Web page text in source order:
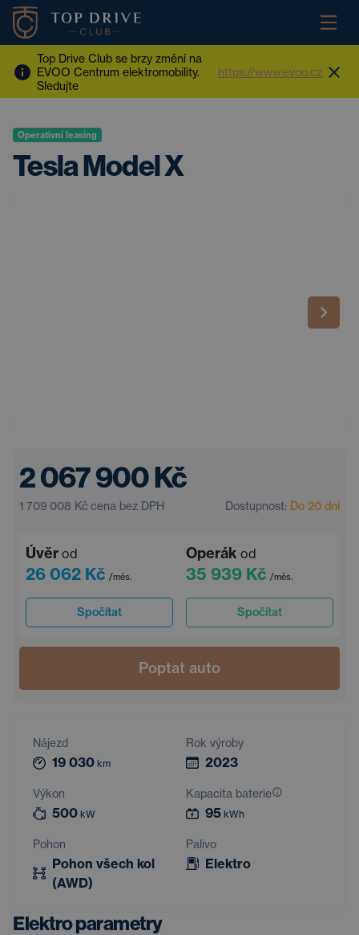
Top Drive Club se brzy změní na
EVOO Centrum elektromobility.
Sledujte
https://www.evoo.cz
Operativní leasing
Tesla Model X
2 067 900 Kč
1 709 008 Kč cena bez DPH Dostupnost: Do 20 dní
Úvěr od
26 062 Kč /měs.
Spočítat
Operák od
35 939 Kč /měs.
Spočítat
Poptat auto
Nájezd
19 030 km
Rok výroby
2023
Výkon
500 kW
Kapacita baterie
95 kWh
Pohon
Pohon všech kol
(AWD)
Palivo
Elektro
Elektro parametry